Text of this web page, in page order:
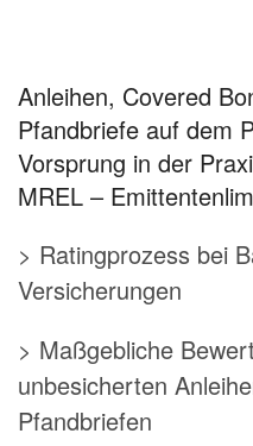
Anleihen, Covered
Pfandbriefe auf dem
Vorsprung in der
MREL –
> Ratingprozess bei
Versicherungen
> Maßgebliche
unbesicherten
Pfandbriefen